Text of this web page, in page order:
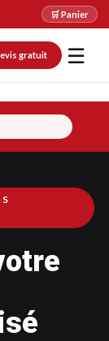
🛒 Panier
gratuit ☰